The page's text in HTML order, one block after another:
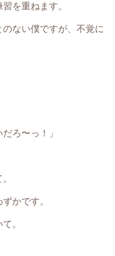
を重ねます。
ない僕ですが、不覚に
ろ〜っ！」
かです。
。